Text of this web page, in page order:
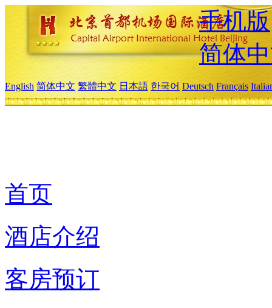
手机版
简体
English 简体中文 繁體中文 日本語 한국어 Deutsch Français
首页
酒店介绍
客房预订